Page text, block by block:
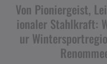
Von Pioniergeist,
ionaler Stahlkraft:
ur